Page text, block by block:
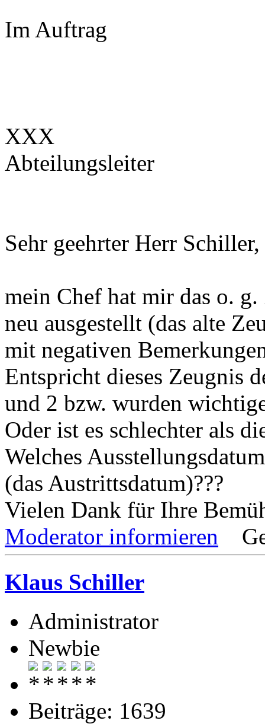
Im Auftrag
XXX
Abteilungsleiter
Sehr geehrter Herr Schiller,
mein Chef hat mir das o.
neu ausgestellt (das alte
mit negativen
Entspricht dieses Zeugnis
und 2 bzw. wurden
Oder ist es schlechter als
Welches
(das Austrittsdatum)???
Vielen Dank für Ihre
Moderator informieren
Klaus Schiller
Administrator
Newbie
Beiträge: 1639